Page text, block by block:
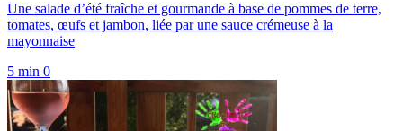
Une salade d’été fraîche et gourmande à base de pommes de terre,
tomates, œufs et jambon, liée par une sauce crémeuse à la
mayonnaise
5 min 0